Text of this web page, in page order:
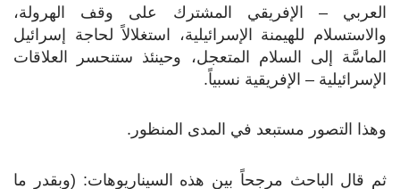
العربي – الإفريقي المشترك على وقف الهرولة،
والاستسلام للهيمنة الإسرائيلية، استغلالاً لحاجة إسرائيل
الماسَّة إلى السلام المتعجل، وحينئذ ستنحسر العلاقات
الإسرائيلية – الإفريقية نسبياً.
وهذا التصور مستبعد في المدى المنظور.
ثم قال الباحث مرجحاً بين هذه السيناريوهات: (وبقدر ما